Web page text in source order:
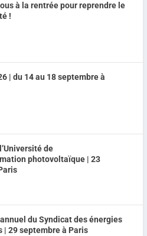
à la rentrée pour reprendre le
!
| du 14 au 18 septembre à
de
photovoltaïque | 23
du Syndicat des énergies
| 29 septembre à Paris